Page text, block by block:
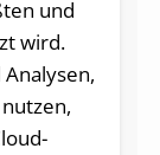
und
wird.